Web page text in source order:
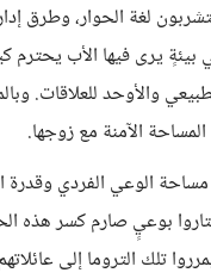
لغة الحوار، وطرق
يرى فيها الأب يحترم
والأوحد للعلاقات.
الآمنة مع زوجها.
الوعي الفردي وقدرة
بوعيٍ صارم كسر هذه
تلك التروما إلى